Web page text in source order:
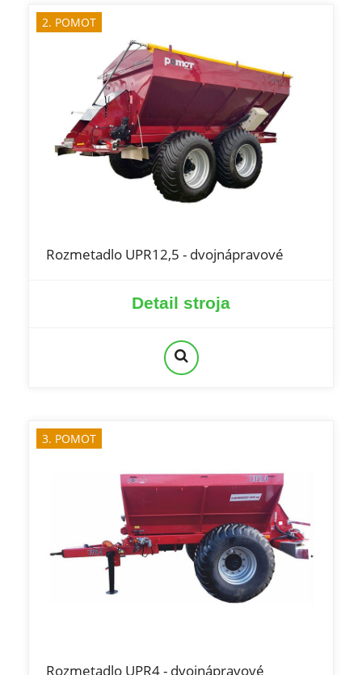
2. POMOT
Rozmetadlo UPR12,5 - dvojnápravové
Detail stroja
3. POMOT
Rozmetadlo UPR4 - dvojnápravové